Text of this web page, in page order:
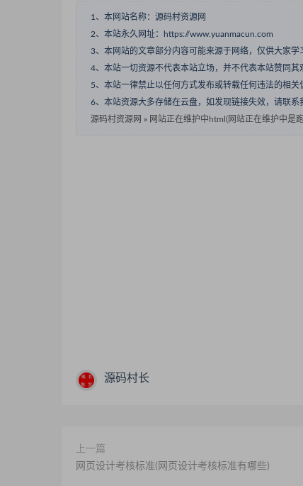
1、本网站名称：源码村资源网
2、本站永久网址：https://www.yuanmacun.com
3、本网站的文章部分内容可能来源于网络，仅供大家学
4、本站一切资源不代表本站立场，并不代表本站赞同其
5、本站一律禁止以任何方式发布或转载任何违法的相关
6、本站资源大多存储在云盘，如发现链接失效，请联系
源码村资源网 » 网站正在维护中html(网站正在维护中是
源码村长
上一篇
网页设计考核标准(网页设计考核标准有哪些)